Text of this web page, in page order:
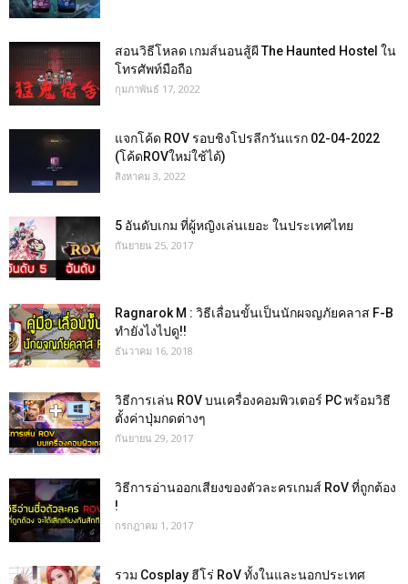
สอนวิธีโหลด เกมส์นอนสู้ผี The Haunted Hostel ใน
โทรศัพท์มือถือ
กุมภาพันธ์ 17, 2022
แจกโค้ด ROV รอบชิงโปรลีกวันแรก 02-04-2022
(โค้ดROVใหม่ใช้ได้)
สิงหาคม 3, 2022
5 อันดับเกม ที่ผู้หญิงเล่นเยอะ ในประเทศไทย
กันยายน 25, 2017
Ragnarok M : วิธีเลื่อนขั้นเป็นนักผจญภัยคลาส F-B
ทำยังไงไปดู!!
ธันวาคม 16, 2018
วิธีการเล่น ROV บนเครื่องคอมพิวเตอร์ PC พร้อมวิธี
ตั้งค่าปุ่มกดต่างๆ
กันยายน 29, 2017
วิธีการอ่านออกเสียงของตัวละครเกมส์ RoV ที่ถูกต้อง
!
กรกฎาคม 1, 2017
รวม Cosplay ฮีโร่ RoV ทั้งในและนอกประเทศ